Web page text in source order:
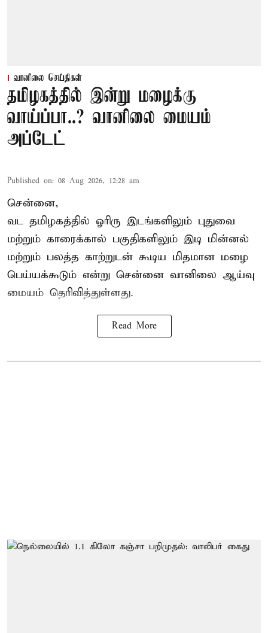
வானிலை செய்திகள்
தமிழகத்தில் இன்று மழைக்கு
வாய்ப்பா..? வானிலை மையம்
அப்டேட்
Published on: 08 Aug 2026, 12:28 am
சென்னை,
வட தமிழகத்தில் ஓரிரு இடங்களிலும் புதுவை
மற்றும் காரைக்கால் பகுதிகளிலும் இடி மின்னல்
மற்றும் பலத்த காற்றுடன் கூடிய மிதமான மழை
பெய்யக்கூடும் என்று சென்னை வானிலை ஆய்வு
மையம் தெரிவித்துள்ளது.
Read More